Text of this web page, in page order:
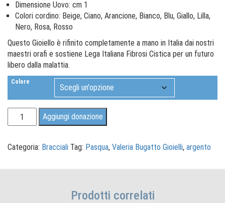
Dimensione Uovo: cm 1
Colori cordino: Beige, Ciano, Arancione, Bianco, Blu, Giallo, Lilla,
Nero, Rosa, Rosso
Questo Gioiello è rifinito completamente a mano in Italia dai nostri
maestri orafi e sostiene Lega Italiana Fibrosi Cistica per un futuro
libero dalla malattia.
Colore
Bracciale
Cordino
Hope
Aggiungi donazione
Categoria: Bracciali Tag: Pasqua, Valeria Bugatto Gioielli, argento
Prodotti correlati